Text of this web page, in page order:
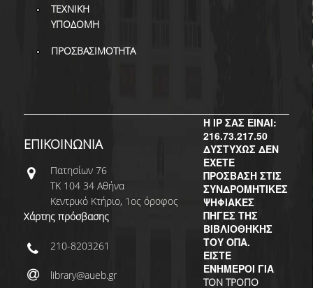
ΤΕΧΝΙΚΗ
ΥΠΟΔΟΜΗ
ΠΡΟΣΒΑΣΙΜΟΤΗΤΑ
Η IP ΣΑΣ ΕΙΝΑΙ:
216.73.217.50
ΔΥΣΤΥΧΩΣ ΔΕΝ
ΕΧΕΤΕ
ΠΡΟΣΒΑΣΗ ΣΤΙΣ
ΣΥΝΔΡΟΜΗΤΙΚΕΣ
ΨΗΦΙΑΚΕΣ
ΠΗΓΕΣ ΤΗΣ
ΒΙΒΛΙΟΘΗΚΗΣ
ΤΟΥ ΟΠΑ.
ΕΙΣΤΕ
ΕΝΗΜΕΡΟΙ ΓΙΑ
ΤΟΝ ΤΡΟΠΟ
ΕΠΙΚΟΙΝΩΝΙΑ
Πατησίων 76
ΤΚ 104 34 Αθήνα
Κεντρικό Κτήριο, 1ος όροφος
Χάρτης πρόσβασης
210-8203261
library@aueb.gr